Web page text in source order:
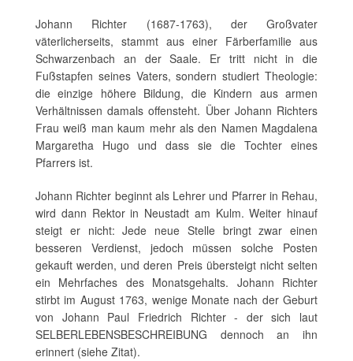
Johann Richter (1687-1763), der Großvater
väterlicherseits, stammt aus einer Färberfamilie aus
Schwarzenbach an der Saale. Er tritt nicht in die
Fußstapfen seines Vaters, sondern studiert Theologie:
die einzige höhere Bildung, die Kindern aus armen
Verhältnissen damals offensteht. Über Johann Richters
Frau weiß man kaum mehr als den Namen Magdalena
Margaretha Hugo und dass sie die Tochter eines
Pfarrers ist.
Johann Richter beginnt als Lehrer und Pfarrer in Rehau,
wird dann Rektor in Neustadt am Kulm. Weiter hinauf
steigt er nicht: Jede neue Stelle bringt zwar einen
besseren Verdienst, jedoch müssen solche Posten
gekauft werden, und deren Preis übersteigt nicht selten
ein Mehrfaches des Monatsgehalts. Johann Richter
stirbt im August 1763, wenige Monate nach der Geburt
von Johann Paul Friedrich Richter - der sich laut
SELBERLEBENSBESCHREIBUNG dennoch an ihn
erinnert (siehe Zitat).